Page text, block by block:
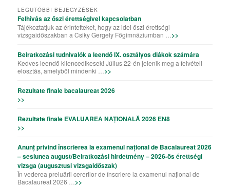
LEGUTÓBBI BEJEGYZÉSEK
Felhívás az őszi érettségivel kapcsolatban
Tájékoztatjuk az érintetteket, hogy az idei őszi érettségi
vizsgaidőszakban a Csiky Gergely Főgimnáziumban … >>
Beiratkozási tudnivalók a leendő IX. osztályos diákok számára
Kedves leendő kilencedikesek! Július 22-én jelenik meg a felvételi
elosztás, amelyből mindenki … >>
Rezultate finale bacalaureat 2026
>>
Rezultate finale EVALUAREA NAȚIONALĂ 2026 EN8
>>
Anunț privind înscrierea la examenul național de Bacalaureat 2026
– sesiunea august/Beiratkozási hirdetmény – 2026-ös érettségi
vizsga (augusztusi vizsgaidőszak)
În vederea preluării cererilor de înscriere la examenul național de
Bacalaureat 2026 … >>